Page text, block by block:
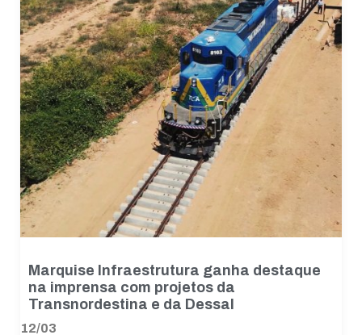
Marquise Infraestrutura ganha destaque
na imprensa com projetos da
Transnordestina e da Dessal
12/03